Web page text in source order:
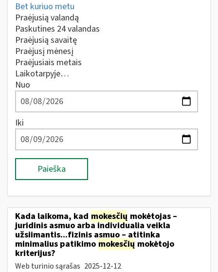
Bet kuriuo metu
Praėjusią valandą
Paskutines 24 valandas
Praėjusią savaitę
Praėjusį mėnesį
Praėjusiais metais
Laikotarpyje…
Nuo
Iki
Paieška
Kada laikoma, kad mokesčių mokėtojas –
juridinis asmuo arba individualia veikla
užsiimantis...fizinis asmuo – atitinka
minimalius patikimo mokesčių mokėtojo
kriterijus?
Web turinio sąrašas 2025-12-12